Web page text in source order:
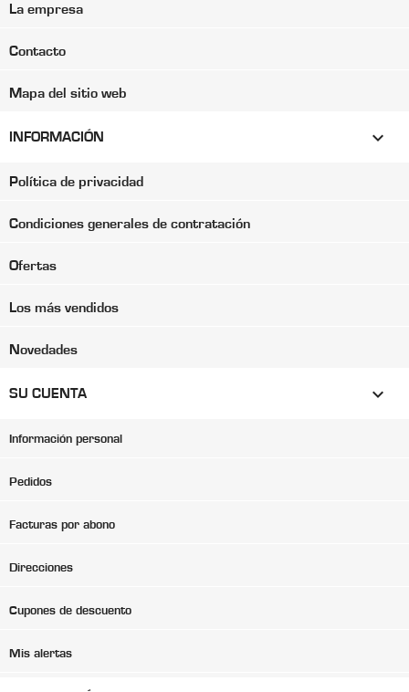
La empresa
Contacto
Mapa del sitio web
INFORMACIÓN 
Política de privacidad
Condiciones generales de contratación
Ofertas
Los más vendidos
Novedades
SU CUENTA 
Información personal
Pedidos
Facturas por abono
Direcciones
Cupones de descuento
Mis alertas